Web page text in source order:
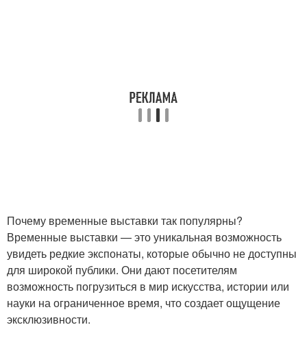
Почему временные выставки так популярны?
Временные выставки — это уникальная возможность
увидеть редкие экспонаты, которые обычно не доступны
для широкой публики. Они дают посетителям
возможность погрузиться в мир искусства, истории или
науки на ограниченное время, что создает ощущение
эксклюзивности.